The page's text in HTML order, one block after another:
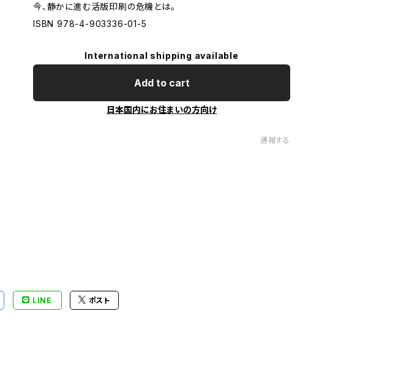
今、静かに進む活版印刷の危機とは。
ISBN 978-4-903336-01-5
International shipping available
Add to cart
日本国内にお住まいの方向け
通報する
LINE ポスト